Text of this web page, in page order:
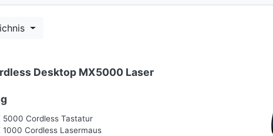
Desktop MX5000 Laser
5000 Cordless Tastatur
1000 Cordless Lasermaus